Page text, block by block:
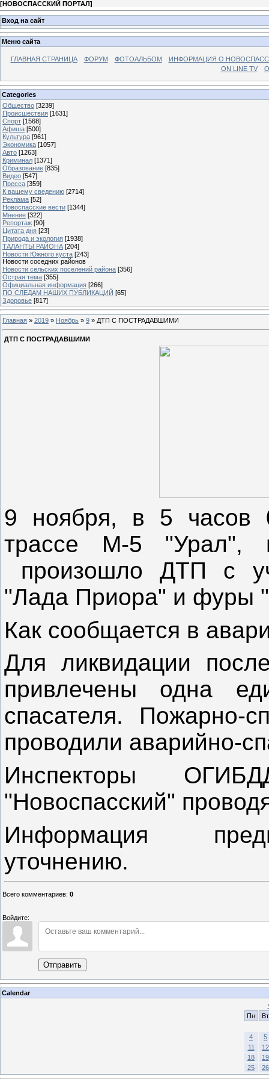
[НОВОСПАССКИЙ ПОРТАЛ]
Вход на сайт
Меню сайта
ГЛАВНАЯ СТРАНИЦА ФОРУМ ФОТОАЛЬБОМ
ИНФОРМАЦИЯ О
ON LINE TV
Categories
Общество [3239]
Происшествия [1631]
Спорт [1568]
Афиша [500]
Культура [961]
Экономика [1057]
Авто [1263]
Криминал [1371]
Образование [835]
Видео [547]
Пресса [359]
К вашему сведению [2714]
Реклама [52]
Новоспасские вести [1344]
Мнение [322]
Репортаж [90]
Цитата дня [23]
Природа и экология [1938]
ТАЛАНТЫ РАЙОНА [204]
Новости Южного куста [243]
Новости соседних районов
Новости сельских поселений района [356]
Острая тема [355]
Официальная информация [266]
ПО СЛЕДАМ НАШИХ ПУБЛИКАЦИЙ [65]
Здоровье [817]
Главная » 2019 » Ноябрь » 9 » ДТП С ПОСТРАДАВШИМИ
ДТП С ПОСТРАДАВШИМИ
9 ноября, в 5 часов
трассе М-5 "Урал",
произошло ДТП с
"Лада Приора" и фуры
Как сообщается в
Для ликвидации
привлечены одна
спасателя. Пожарно-
проводили аварийно-
Инспекторы
"Новоспасский"
Информация
уточнению.
Всего комментариев: 0
Войдите:
Отправить
Calendar
Пн
Вт
4
5
11
12
18
19
25
26